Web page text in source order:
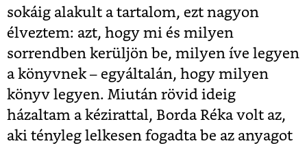
sokáig alakult a tartalom, ezt nagyon
élveztem: azt, hogy mi és milyen
sorrendben kerüljön be, milyen íve legyen
a könyvnek – egyáltalán, hogy milyen
könyv legyen. Miután rövid ideig
házaltam a kézirattal, Borda Réka volt az,
aki tényleg lelkesen fogadta be az anyagot